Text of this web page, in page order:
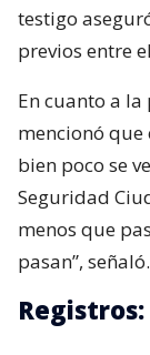
testigo
previos entre
En cuanto a
mencionó que
bien poco se
Seguridad
menos que
pasan”, señaló.
Registros: